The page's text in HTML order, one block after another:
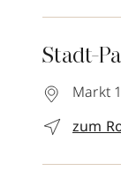
Stadt-
Markt
zum